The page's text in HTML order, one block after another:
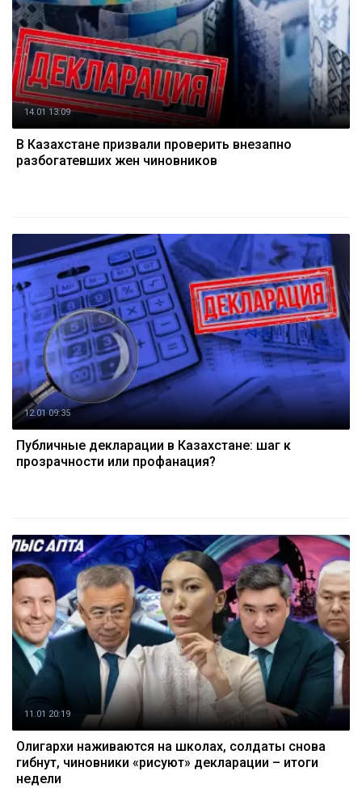
14.01 13:09
В Казахстане призвали проверить внезапно
разбогатевших жен чиновников
12.01 09:35
Публичные декларации в Казахстане: шаг к
прозрачности или профанация?
11.01 20:19
Олигархи наживаются на школах, солдаты снова
гибнут, чиновники «рисуют» декларации – итоги
недели